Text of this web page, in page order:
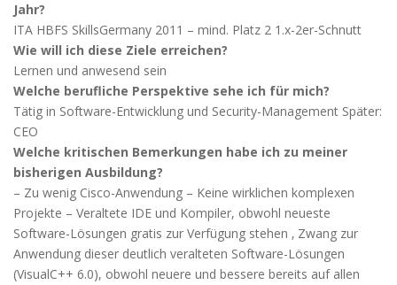
Jahr?
ITA HBFS SkillsGermany 2011 – mind. Platz 2 1.x-2er-Schnutt
Wie will ich diese Ziele erreichen?
Lernen und anwesend sein
Welche berufliche Perspektive sehe ich für mich?
Tätig in Software-Entwicklung und Security-Management Später:
CEO
Welche kritischen Bemerkungen habe ich zu meiner
bisherigen Ausbildung?
– Zu wenig Cisco-Anwendung – Keine wirklichen komplexen
Projekte – Veraltete IDE und Kompiler, obwohl neueste
Software-Lösungen gratis zur Verfügung stehen ‚ Zwang zur
Anwendung dieser deutlich veralteten Software-Lösungen
(VisualC++ 6.0), obwohl neuere und bessere bereits auf allen